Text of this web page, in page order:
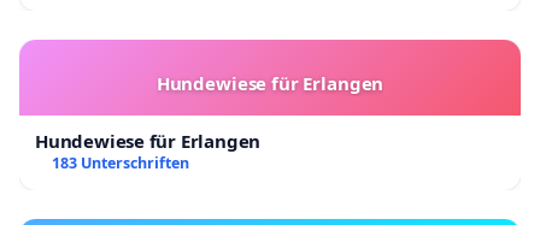
Hundewiese für Erlangen
Hundewiese für Erlangen
183 Unterschriften